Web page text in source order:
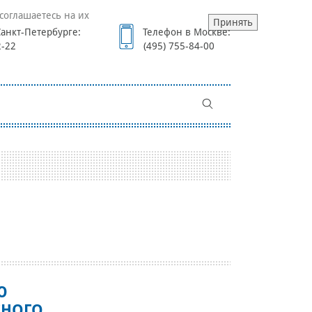
Петербурге:
22
Телефон в Москве:
(495) 755-84-00
на их
Принять